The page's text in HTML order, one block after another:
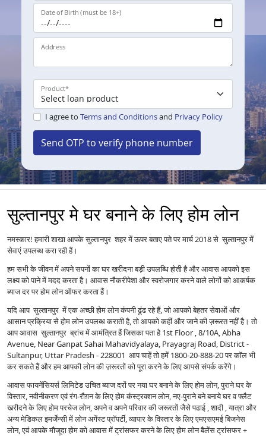
Date of Birth (must be 18+)
Address
Product*
I agree to Terms and Conditionsand Privacy Policy
Send OTP to verify phone number
सुल्तानपुर मे घर बनाने के लिए होम लोन
नमस्कार! हमारी शाखा आपके सुल्तानपुर शहर में ऊपर बताए पते पर मार्च 2018 से सुल्तानपुर में
सेवाएं उपलब्ध करा रही हैं।
हम सभी के जीवन में अपने सपनों का घर खरीदना बड़ी उपलब्धि होती है और आवास आपको इस
लक्ष्य को पाने में मदद करता है। आवास नौकरीपेशा और स्वरोजगार करने वाले लोगों को आकर्षक
ब्याज दर पर होम लोन ऑफर करता हैं।
यदि आप सुल्तानपुर में एक अच्छी होम लोन कंपनी ढूंढ रहे हैं, जो आपको बेहतर सेवाओं और
आसान प्रक्रिया से होम लोन उपलब्ध कराती है, तो आपको कहीं और जाने की ज़रूरत नहीं है। तो
आप आवास सुल्तानपुर ब्रांच में आमंत्रित हैं जिसका पता है 1st Floor , 8/10A, Abha
Avenue, Near Ganpat Sahai Mahavidyalaya, Prayagraj Road, District -
Sultanpur, Uttar Pradesh - 228001 आप चाहें तो हमें 1800-20-888-20 पर कॉल भी
कर सकते हैं और हम आपकी लोन की ज़रूरतों को पूरा करने के लिए आपसे संपर्क करेंगे।
आवास फायनेंसियर्स लिमिटेड उचित ब्याज दरों पर नया घर बनाने के लिए होम लोन, पुराने घर के
विस्तार, नवीनीकरण एवं रंग-रौग़न के लिए होम कंस्ट्रक्शन लोन, नए-पुराने बने बनाये घर व फ्लैट
खरीदने के लिए होम परचेज लोन, अपने व अपने परिवार की जरूरतों जैसे पढाई , शादी , यात्रा और
अन्य मेडिकल इमर्जेन्सी में लोन अगेंस्ट प्रॉपर्टी, व्यापार के विस्तार के लिए एमएसएमई बिजनेस
लोन, एवं आपके मौजूदा होम को आवास में ट्रांसफर करने के लिए होम लोन बैलेंस ट्रांसफर +